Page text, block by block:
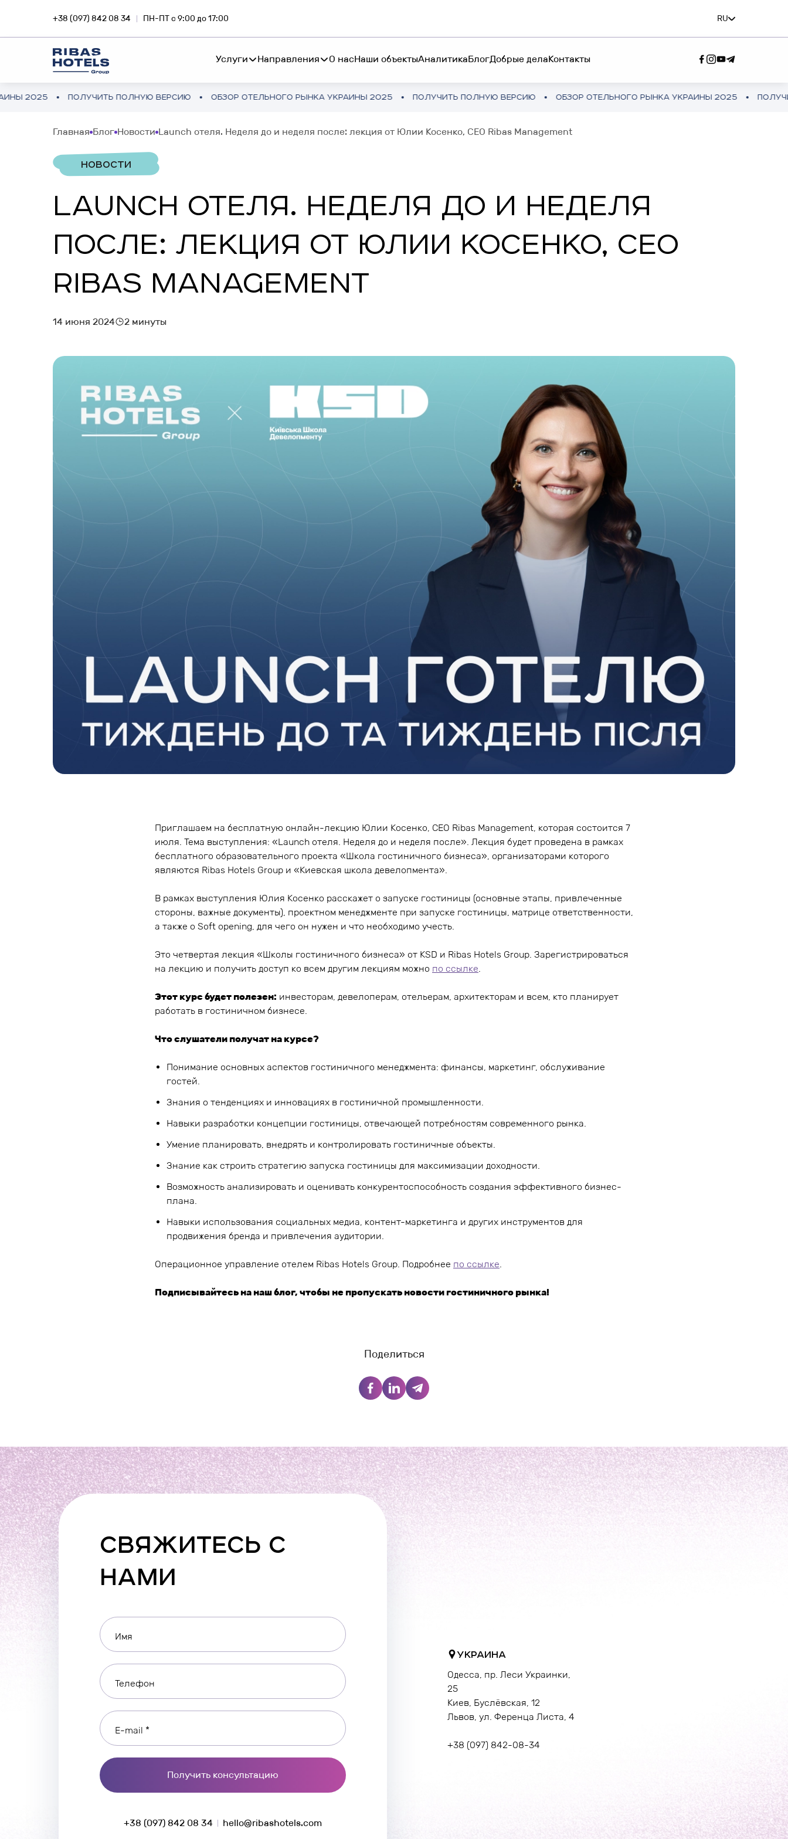
+38 (097) 842 08 34 ПН-ПТ с 9:00 до 17:00 RU
Услуги
ФРАНЧАЙЗИНГ
КОНСАЛТИНГ ПРОЕКТА
АУДИТ ПРОЕКТА
МАРКЕТИНГ И БРОНИРОВАНИЕ
ЗАПУСК ОТЕЛЯ
УПРАВЛЕНИЕ ОТЕЛЕМ
TEMO
RIBAS INVEST
Направления
путешествий вместе с Ribas
Hotels
ИНВЕСТИЦИИ ЗА ГРАНИЦЕЙ
Отельный бизнес в Европе и
SNAP INVEST
Инвестиции от 10 250₴ в
смартфоне
О насНаши объектыАналитикаБлогДобрые делаКонтакты
ПОЛУЧИТЬ ПОЛНУЮ ВЕРСИЮ ОБЗОР ОТЕЛЬНОГО РЫНКА УКРАИНЫ 2025 ПОЛУЧИТЬ ПОЛНУЮ ВЕРСИЮ ОБЗОР ОТЕЛЬНОГО РЫНКА УКРАИНЫ 2025 ПОЛУЧИТЬ ПОЛНУЮ
Главная Блог Новости Launch отеля. Неделя до и неделя после: лекция от Юлии Косенко, CEO Ribas Management
НОВОСТИ
LAUNCH ОТЕЛЯ. НЕДЕЛЯ ДО И НЕДЕЛЯ
ПОСЛЕ: ЛЕКЦИЯ ОТ ЮЛИИ КОСЕНКО, CEO
RIBAS MANAGEMENT
14 июня 2024 2 минуты
Приглашаем на бесплатную онлайн-лекцию Юлии Косенко, CEO Ribas Management, которая состоится 7
июля. Тема выступления: «Launch отеля. Неделя до и неделя после». Лекция будет проведена в рамках
бесплатного образовательного проекта «Школа гостиничного бизнеса», организаторами которого
являются Ribas Hotels Group и «Киевская школа девелопмента».
В рамках выступления Юлия Косенко расскажет о запуске гостиницы (основные этапы, привлеченные
стороны, важные документы), проектном менеджменте при запуске гостиницы, матрице ответственности,
а также о Soft opening, для чего он нужен и что необходимо учесть.
Это четвертая лекция «Школы гостиничного бизнеса» от KSD и Ribas Hotels Group. Зарегистрироваться
на лекцию и получить доступ ко всем другим лекциям можно по ссылке.
Этот курс будет полезен: инвесторам, девелоперам, отельерам, архитекторам и всем, кто планирует
работать в гостиничном бизнесе.
Что слушатели получат на курсе?
Понимание основных аспектов гостиничного менеджмента: финансы, маркетинг, обслуживание
гостей.
Знания о тенденциях и инновациях в гостиничной промышленности.
Навыки разработки концепции гостиницы, отвечающей потребностям современного рынка.
Умение планировать, внедрять и контролировать гостиничные объекты.
Знание как строить стратегию запуска гостиницы для максимизации доходности.
Возможность анализировать и оценивать конкурентоспособность создания эффективного бизнес-
плана.
Навыки использования социальных медиа, контент-маркетинга и других инструментов для
продвижения бренда и привлечения аудитории.
Операционное управление отелем Ribas Hotels Group. Подробнее по ссылке.
Подписывайтесь на наш блог, чтобы не пропускать новости гостиничного рынка!
Поделиться
СВЯЖИТЕСЬ С
НАМИ
Имя
Телефон
E-mail *
Получить консультацию
+38 (097) 842 08 34 hello@ribashotels.com
УКРАИНА
Одесса, пр. Леси Украинки,
25
Киев, Буслёвская, 12
Львов, ул. Ференца Листа, 4
+38 (097) 842-08-34